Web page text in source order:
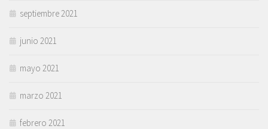
septiembre 2021
junio 2021
mayo 2021
marzo 2021
febrero 2021